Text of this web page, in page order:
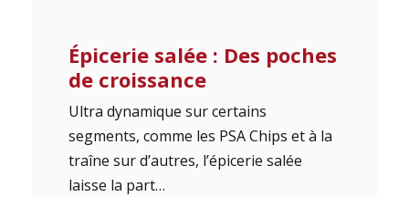
Épicerie salée : Des poches
de croissance
Ultra dynamique sur certains
segments, comme les PSA Chips et à la
traîne sur d’autres, l’épicerie salée
laisse la part…